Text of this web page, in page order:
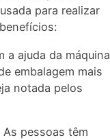
para realizar
a ajuda da
embalagem mais
notada pelos
pessoas têm